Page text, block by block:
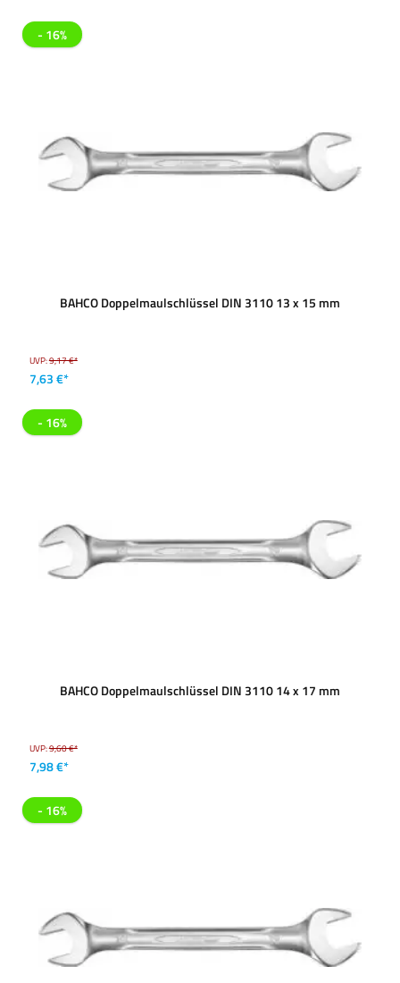
- 16%
BAHCO Doppelmaulschlüssel DIN 3110 13 x 15 mm
UVP:9,17 €*
7,63 €*
- 16%
BAHCO Doppelmaulschlüssel DIN 3110 14 x 17 mm
UVP:9,60 €*
7,98 €*
- 16%